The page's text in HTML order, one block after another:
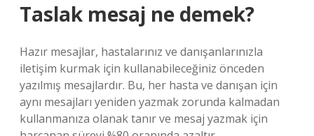
Taslak mesaj ne demek?
Hazır mesajlar, hastalarınız ve danışanlarınızla
iletişim kurmak için kullanabileceğiniz önceden
yazılmış mesajlardır. Bu, her hasta ve danışan için
aynı mesajları yeniden yazmak zorunda kalmadan
kullanmanıza olanak tanır ve mesaj yazmak için